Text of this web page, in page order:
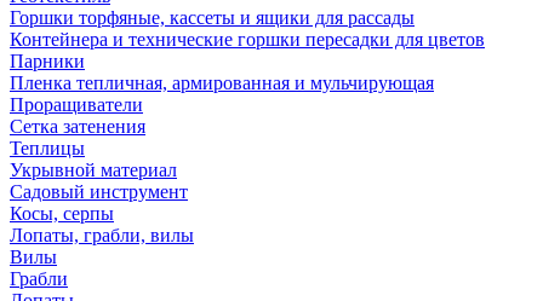
Горшки торфяные, кассеты и ящики для рассады
Контейнера и технические горшки пересадки для цветов
Парники
Пленка тепличная, армированная и мульчирующая
Проращиватели
Сетка затенения
Теплицы
Укрывной материал
Садовый инструмент
Косы, серпы
Лопаты, грабли, вилы
Вилы
Грабли